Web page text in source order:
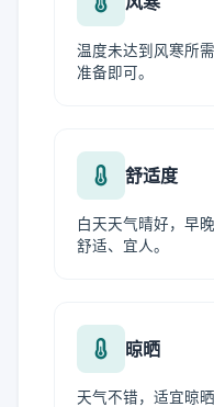
温度未达到风寒所
准备即可。
舒适度
白天天气晴好，早
舒适、宜人。
晾晒
天气不错，适宜晾